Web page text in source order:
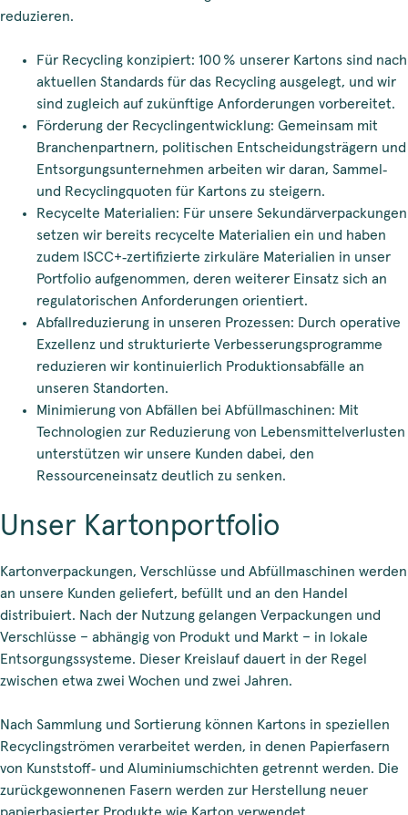
reduzieren.
Für Recycling konzipiert: 100 % unserer Kartons sind nach
aktuellen Standards für das Recycling ausgelegt, und wir
sind zugleich auf zukünftige Anforderungen vorbereitet.
Förderung der Recyclingentwicklung: Gemeinsam mit
Branchenpartnern, politischen Entscheidungsträgern und
Entsorgungsunternehmen arbeiten wir daran, Sammel‑
und Recyclingquoten für Kartons zu steigern.
Recycelte Materialien: Für unsere Sekundärverpackungen
setzen wir bereits recycelte Materialien ein und haben
zudem ISCC+‑zertifizierte zirkuläre Materialien in unser
Portfolio aufgenommen, deren weiterer Einsatz sich an
regulatorischen Anforderungen orientiert.
Abfallreduzierung in unseren Prozessen: Durch operative
Exzellenz und strukturierte Verbesserungsprogramme
reduzieren wir kontinuierlich Produktionsabfälle an
unseren Standorten.
Minimierung von Abfällen bei Abfüllmaschinen: Mit
Technologien zur Reduzierung von Lebensmittelverlusten
unterstützen wir unsere Kunden dabei, den
Ressourceneinsatz deutlich zu senken.
Unser Kartonportfolio
Kartonverpackungen, Verschlüsse und Abfüllmaschinen werden
an unsere Kunden geliefert, befüllt und an den Handel
distribuiert. Nach der Nutzung gelangen Verpackungen und
Verschlüsse – abhängig von Produkt und Markt – in lokale
Entsorgungssysteme. Dieser Kreislauf dauert in der Regel
zwischen etwa zwei Wochen und zwei Jahren.
Nach Sammlung und Sortierung können Kartons in speziellen
Recyclingströmen verarbeitet werden, in denen Papierfasern
von Kunststoff‑ und Aluminiumschichten getrennt werden. Die
zurückgewonnenen Fasern werden zur Herstellung neuer